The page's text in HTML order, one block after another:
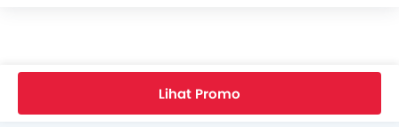
Lihat Promo
Cari Motor Lain